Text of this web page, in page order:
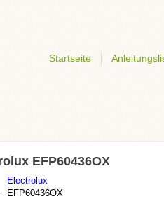
Startseite
EFP60436OX
Electrolux
EFP60436OX